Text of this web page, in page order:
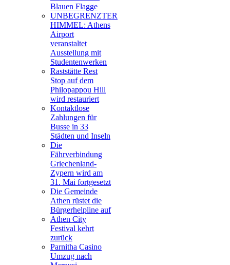
Blauen Flagge
UNBEGRENZTER
HIMMEL: Athens
Airport
veranstaltet
Ausstellung mit
Studentenwerken
Raststätte Rest
Stop auf dem
Philopappou Hill
wird restauriert
Kontaktlose
Zahlungen für
Busse in 33
Städten und Inseln
Die
Fährverbindung
Griechenland-
Zypern wird am
31. Mai fortgesetzt
Die Gemeinde
Athen rüstet die
Bürgerhelpline auf
Athen City
Festival kehrt
zurück
Parnitha Casino
Umzug nach